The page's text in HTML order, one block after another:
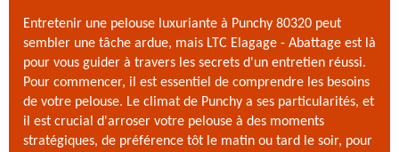
Entretenir une pelouse luxuriante à Punchy 80320 peut
sembler une tâche ardue, mais LTC Elagage - Abattage est là
pour vous guider à travers les secrets d'un entretien réussi.
Pour commencer, il est essentiel de comprendre les besoins
de votre pelouse. Le climat de Punchy a ses particularités, et
il est crucial d'arroser votre pelouse à des moments
stratégiques, de préférence tôt le matin ou tard le soir, pour